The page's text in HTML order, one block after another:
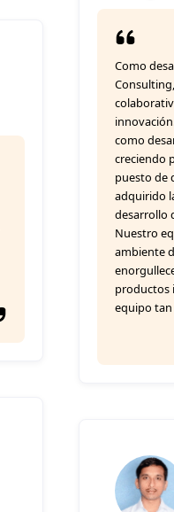
Como
como
creciendo
puesto de
adquirido
desarrollo
Nuestro
ambiente
productos
equipo tan